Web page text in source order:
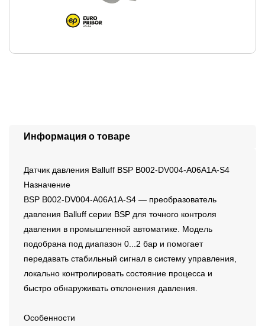
Информация о товаре
Датчик давления Balluff BSP B002-DV004-A06A1A-S4
Назначение
BSP B002-DV004-A06A1A-S4 — преобразователь
давления Balluff серии BSP для точного контроля
давления в промышленной автоматике. Модель
подобрана под диапазон 0...2 бар и помогает
передавать стабильный сигнал в систему управления,
локально контролировать состояние процесса и
быстро обнаруживать отклонения давления.
Особенности